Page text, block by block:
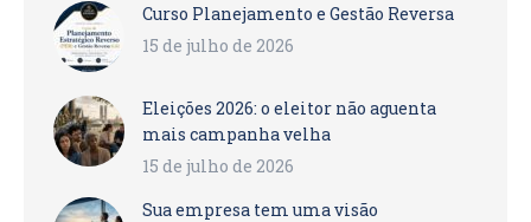
Curso Planejamento e Gestão Reversa
15 de julho de 2026
Eleições 2026: o eleitor não aguenta
mais campanha velha
15 de julho de 2026
Sua empresa tem uma visão